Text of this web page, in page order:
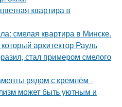
квартира в
смелая квартира в Минске.
архитектор Рауль
стал примером смелого
рядом с кремлём -
может быть уютным и